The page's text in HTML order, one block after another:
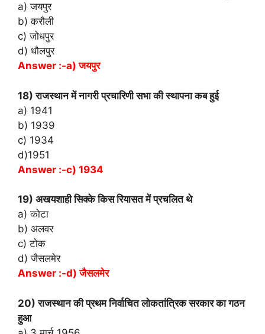
a) जयपुर
b) करौली
c) जोधपुर
d) धौलपुर
Answer :-a) जयपुर
18) राजस्थान में नागरी प्रचारिणी सभा की स्थापना कब हुई
a) 1941
b) 1939
c) 1934
d)1951
Answer :-c) 1934
19) अखयशाही सिक्के किस रियासत में प्रचलित थे
a) कोटा
b) अलवर
c) टोक
d) जैसलमेर
Answer :-d) जैसलमेर
20) राजस्थान की प्रथम निर्वाचित लोकतांत्रिक सरकार का गठन
हुआ